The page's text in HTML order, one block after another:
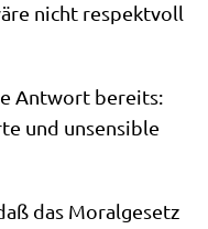
nicht respekt­voll
Ant­wort bereits:
und unsen­si­ble
das Moral­ge­setz